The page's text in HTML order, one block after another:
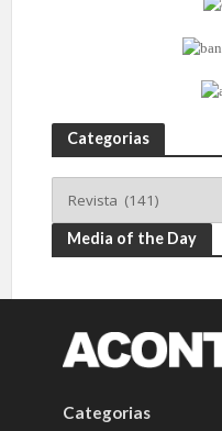
Categorias
Media of the Day
Categorias